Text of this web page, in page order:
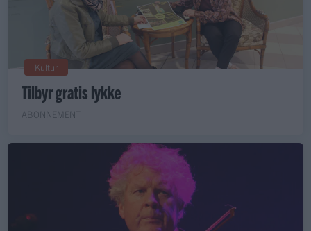
Kultur
Tilbyr gratis lykke
ABONNEMENT